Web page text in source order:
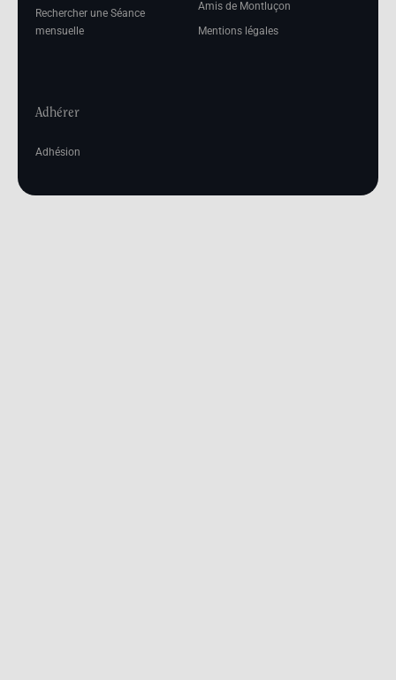
Rechercher une Séance
mensuelle
Amis de Montluçon
Mentions légales
Adhérer
Adhésion